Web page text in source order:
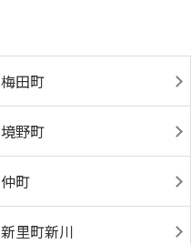
梅田町
境野町
仲町
新里町新川